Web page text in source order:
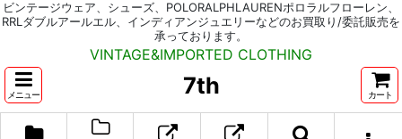
ビンテージウェア、シューズ、POLORALPHLAURENポロラルフローレン、
RRLダブルアールエル、インディアンジュエリーなどのお買取り/委託販売を
承っております。
VINTAGE&IMPORTED CLOTHING
メニュー 7th カート